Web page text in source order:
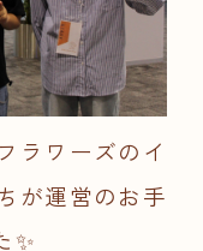
ラワーズのイ
が運営のお手
✨